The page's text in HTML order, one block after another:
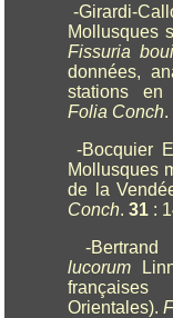
-Girardi-
Mollusques
Fissuria boui
données,
stations en
Folia Conch.
-Bocquier
Mollusques
de la
Conch.31 :
-
lucorum
Orientales).